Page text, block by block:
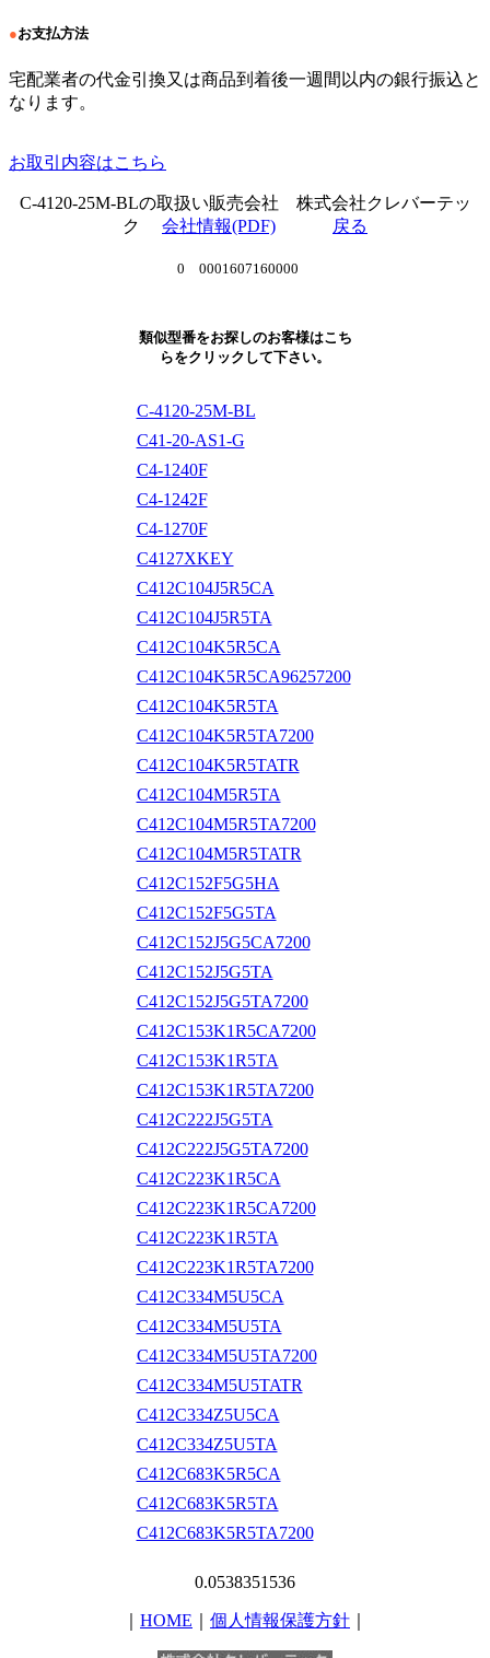
●お支払方法
宅配業者の代金引換又は商品到着後一週間以内の銀行振込と
なります。
お取引内容はこちら
C-4120-25M-BLの取扱い販売会社 株式会社クレバーテッ
ク 会社情報(PDF) 戻る
0 0001607160000
類似型番をお探しのお客様はこち
らをクリックして下さい。
C-4120-25M-BL
C41-20-AS1-G
C4-1240F
C4-1242F
C4-1270F
C4127XKEY
C412C104J5R5CA
C412C104J5R5TA
C412C104K5R5CA
C412C104K5R5CA96257200
C412C104K5R5TA
C412C104K5R5TA7200
C412C104K5R5TATR
C412C104M5R5TA
C412C104M5R5TA7200
C412C104M5R5TATR
C412C152F5G5HA
C412C152F5G5TA
C412C152J5G5CA7200
C412C152J5G5TA
C412C152J5G5TA7200
C412C153K1R5CA7200
C412C153K1R5TA
C412C153K1R5TA7200
C412C222J5G5TA
C412C222J5G5TA7200
C412C223K1R5CA
C412C223K1R5CA7200
C412C223K1R5TA
C412C223K1R5TA7200
C412C334M5U5CA
C412C334M5U5TA
C412C334M5U5TA7200
C412C334M5U5TATR
C412C334Z5U5CA
C412C334Z5U5TA
C412C683K5R5CA
C412C683K5R5TA
C412C683K5R5TA7200
0.0538351536
HOME 個人情報保護方針